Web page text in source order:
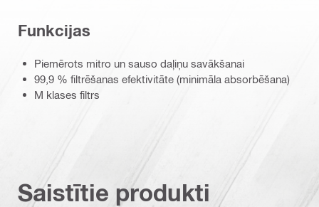
Funkcijas
Piemērots mitro un sauso daļiņu savākšanai
99,9 % filtrēšanas efektivitāte (minimāla absorbēšana)
M klases filtrs
Saistītie produkti